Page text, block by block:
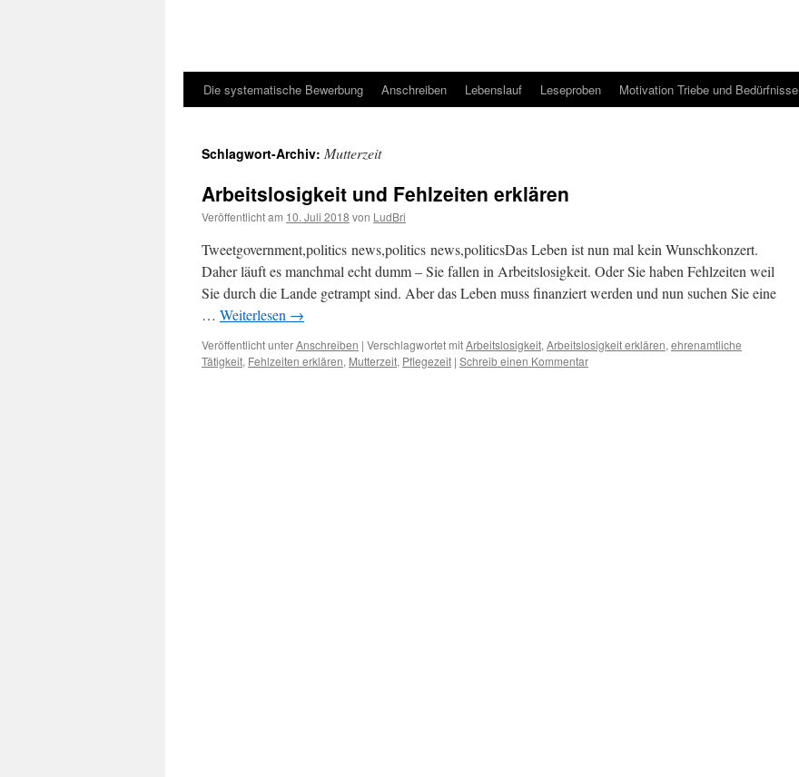
Die systematische Bewerbung Anschreiben Lebenslauf Leseproben Motivation Triebe und Bedürfnisse
Schlagwort-Archiv: Mutterzeit
Arbeitslosigkeit und Fehlzeiten erklären
Veröffentlicht am 10. Juli 2018 von LudBri
Tweetgovernment,politics news,politics news,politicsDas Leben ist nun mal kein Wunschkonzert.
Daher läuft es manchmal echt dumm – Sie fallen in Arbeitslosigkeit. Oder Sie haben Fehlzeiten weil
Sie durch die Lande getrampt sind. Aber das Leben muss finanziert werden und nun suchen Sie eine
… Weiterlesen →
Veröffentlicht unterAnschreiben | Verschlagwortet mitArbeitslosigkeit, Arbeitslosigkeit erklären, ehrenamtliche
Tätigkeit, Fehlzeiten erklären, Mutterzeit, Pflegezeit | Schreib einen Kommentar